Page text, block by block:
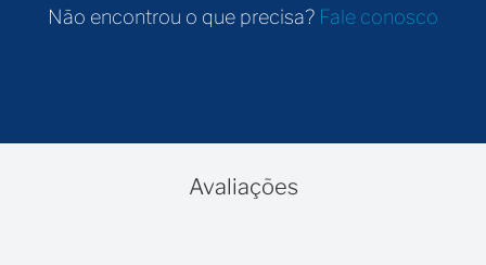
Não encontrou o que precisa? Fale conosco
Avaliações